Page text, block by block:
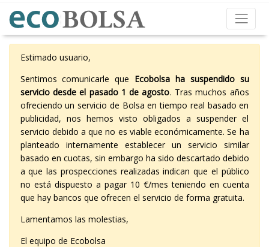
Estimado usuario,
Sentimos comunicarle que Ecobolsa ha suspendido su
servicio desde el pasado 1 de agosto. Tras muchos años
ofreciendo un servicio de Bolsa en tiempo real basado en
publicidad, nos hemos visto obligados a suspender el
servicio debido a que no es viable económicamente. Se ha
planteado internamente establecer un servicio similar
basado en cuotas, sin embargo ha sido descartado debido
a que las prospecciones realizadas indican que el público
no está dispuesto a pagar 10 €/mes teniendo en cuenta
que hay bancos que ofrecen el servicio de forma gratuita.
Lamentamos las molestias,
El equipo de Ecobolsa